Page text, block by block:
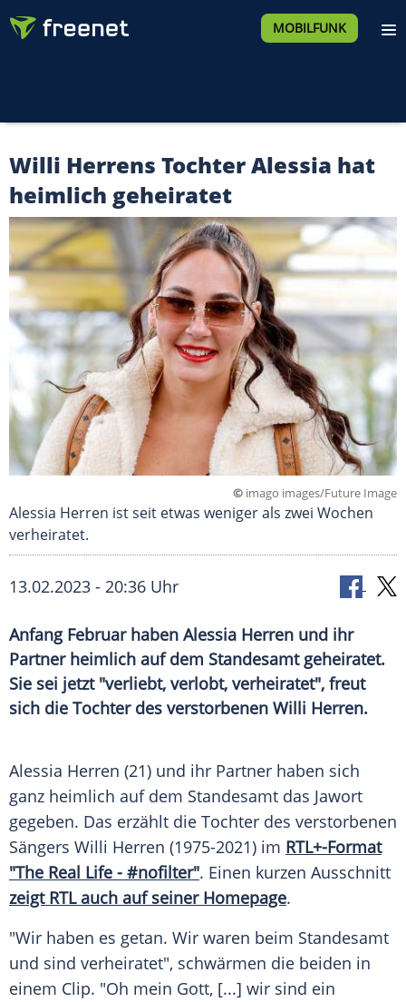
MOBILFUNK
Willi Herrens Tochter Alessia hat
heimlich geheiratet
© imago images/Future Image
Alessia Herren ist seit etwas weniger als zwei Wochen
verheiratet.
13.02.2023 - 20:36 Uhr
Anfang Februar haben Alessia Herren und ihr
Partner heimlich auf dem Standesamt geheiratet.
Sie sei jetzt "verliebt, verlobt, verheiratet", freut
sich die Tochter des verstorbenen Willi Herren.
Alessia Herren (21) und ihr Partner haben sich
ganz heimlich auf dem Standesamt das Jawort
gegeben. Das erzählt die Tochter des verstorbenen
Sängers Willi Herren (1975-2021) im RTL+-Format
"The Real Life - #nofilter". Einen kurzen Ausschnitt
zeigt RTL auch auf seiner Homepage.
"Wir haben es getan. Wir waren beim Standesamt
und sind verheiratet", schwärmen die beiden in
einem Clip. "Oh mein Gott, [...] wir sind ein